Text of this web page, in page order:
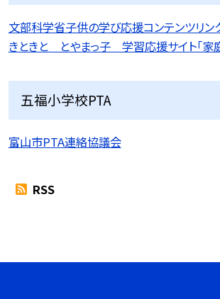
文部科学省子供の学び応援コンテンツリン
きときと とやまっ子 学習応援サイト「家
五福小学校PTA
富山市PTA連絡協議会
RSS